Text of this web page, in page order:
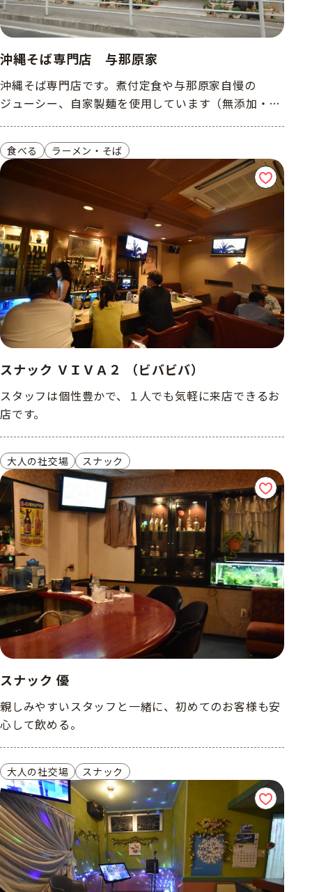
沖縄そば専門店 与那原家
沖縄そば専門店です。煮付定食や与那原家自慢の
ジューシー、自家製麺を使用しています（無添加・無
食べる ラーメン・そば
スナック ＶＩＶＡ２ （ビバビバ）
スタッフは個性豊かで、１人でも気軽に来店できるお
店です。
大人の社交場 スナック
スナック 優
親しみやすいスタッフと一緒に、初めてのお客様も安
心して飲める。
大人の社交場 スナック